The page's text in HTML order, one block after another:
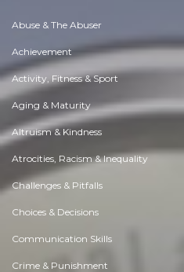
Abuse & The Abuser
Achievement
Activity, Fitness & Sport
Aging & Maturity
Altruism & Kindness
Atrocities, Racism & Inequality
Challenges & Pitfalls
Choices & Decisions
Communication Skills
Crime & Punishment